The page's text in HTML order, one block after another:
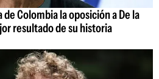
Colombia la oposición a De la
resultado de su historia